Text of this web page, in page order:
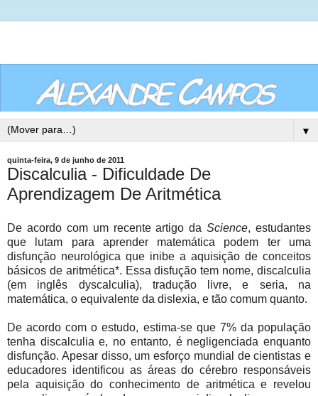
▼
quinta-feira, 9 de junho de 2011
Discalculia - Dificuldade De
Aprendizagem De Aritmética
De acordo com um recente artigo daScience, estudantes
que lutam para aprender matemática podem ter uma
disfunção neurológica que inibe a aquisição de conceitos
básicos de aritmética*. Essa disfução tem nome, discalculia
(em inglês dyscalculia), tradução livre, e seria, na
matemática, o equivalente da dislexia, e tão comum quanto.
De acordo com o estudo, estima-se que 7% da população
tenha discalculia e, no entanto, é negligenciada enquanto
disfunção. Apesar disso, um esforço mundial de cientistas e
educadores identificou as áreas do cérebro responsáveis
pela aquisição do conhecimento de aritmética e revelou